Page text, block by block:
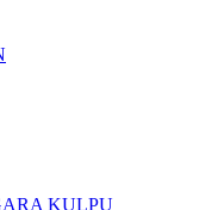
KULPU